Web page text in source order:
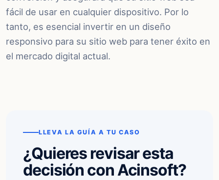
fácil de usar en cualquier dispositivo. Por lo
tanto, es esencial invertir en un diseño
responsivo para su sitio web para tener éxito en
el mercado digital actual.
LLEVA LA GUÍA A TU CASO
¿Quieres revisar esta
decisión con Acinsoft?